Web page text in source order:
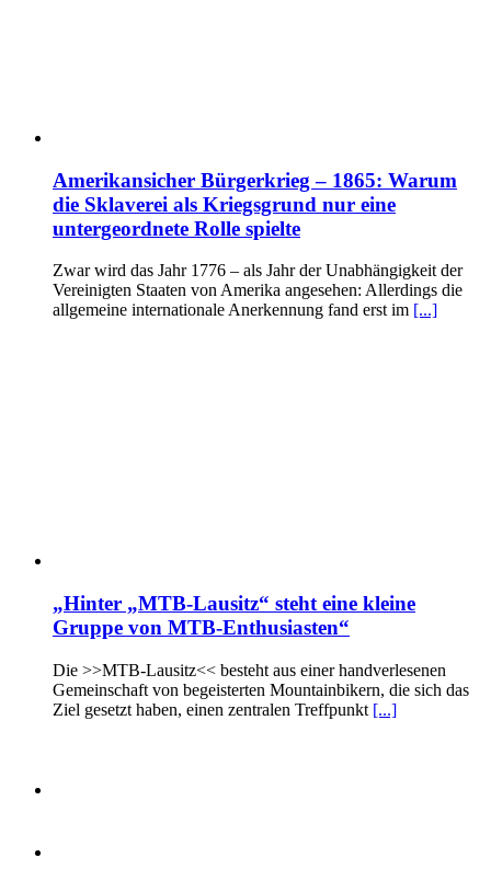
Amerikansicher Bürgerkrieg – 1865: Warum
die Sklaverei als Kriegsgrund nur eine
untergeordnete Rolle spielte
Zwar wird das Jahr 1776 – als Jahr der Unabhängigkeit der
Vereinigten Staaten von Amerika angesehen: Allerdings die
allgemeine internationale Anerkennung fand erst im [...]
„Hinter „MTB-Lausitz“ steht eine kleine
Gruppe von MTB-Enthusiasten“
Die >>MTB-Lausitz<< besteht aus einer handverlesenen
Gemeinschaft von begeisterten Mountainbikern, die sich das
Ziel gesetzt haben, einen zentralen Treffpunkt [...]